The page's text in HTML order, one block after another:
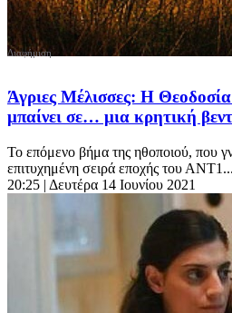
Άγριες Μέλισσες: Η
μπαίνει σε… μια κρητική
Το επόμενο βήμα της ηθοποιού, που
επιτυχημένη σειρά εποχής του ΑΝΤ1...
20:25 | Δευτέρα 14 Ιουνίου 2021